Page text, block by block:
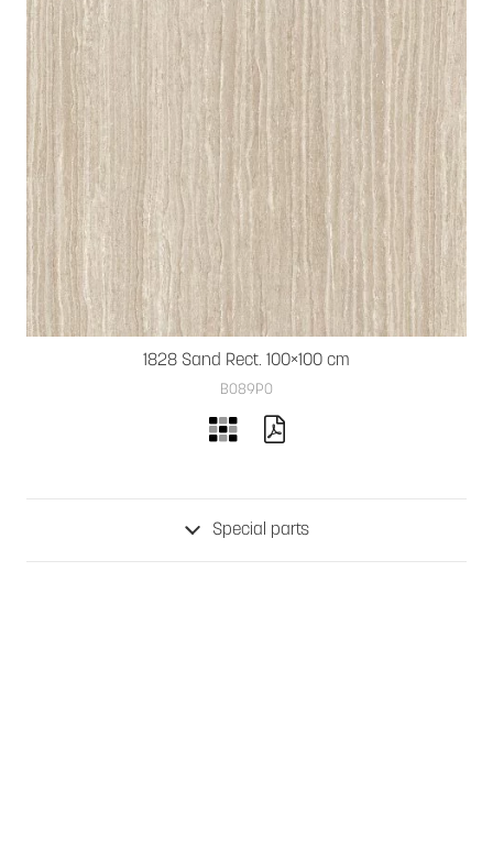
1828 Sand Rect. 100×100 cm
B089PO
Special parts